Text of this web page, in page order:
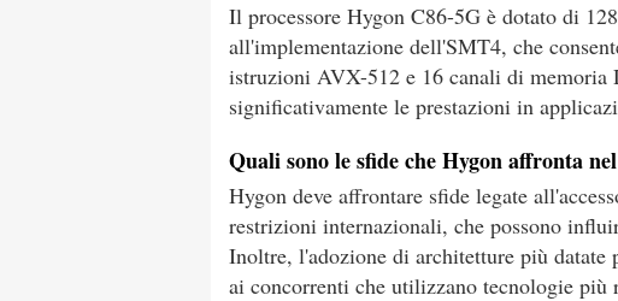
Il processore Hygon C86-5G è dotato di
all'implementazione dell'SMT4, che
istruzioni AVX-512 e 16 canali di
significativamente le prestazioni in
Quali sono le sfide che Hygon affronta
Hygon deve affrontare sfide legate
restrizioni internazionali, che possono
Inoltre, l'adozione di architetture più
ai concorrenti che utilizzano tecnologie più